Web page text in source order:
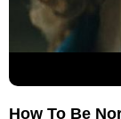
How To Be